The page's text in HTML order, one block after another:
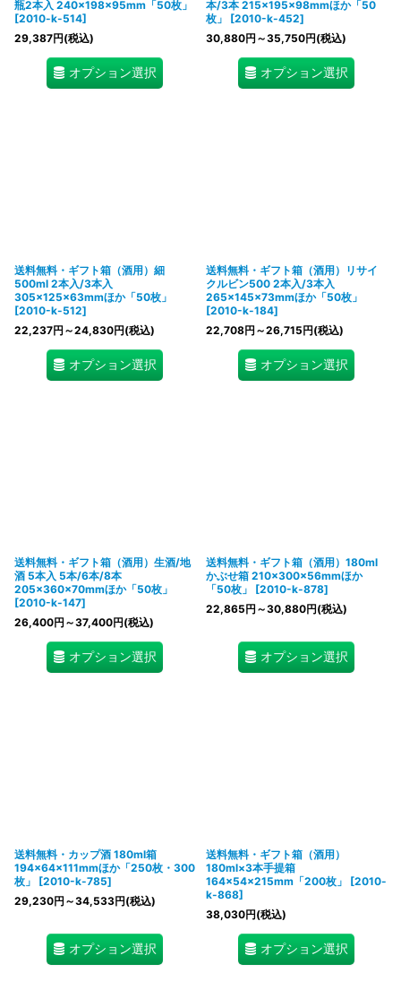
瓶2本入 240×198×95mm「50枚」
[2010-k-514]
29,387円(税込)
オプション選択
本/3本 215×195×98mmほか「50
枚」
[2010-k-452]
30,880円 ～35,750円(税込)
オプション選択
送料無料・ギフト箱（酒用）細
500ml 2本入/3本入
305×125×63mmほか「50枚」
[2010-k-512]
22,237円 ～24,830円(税込)
オプション選択
送料無料・ギフト箱（酒用）リサイ
クルビン500 2本入/3本入
265×145×73mmほか「50枚」
[2010-k-184]
22,708円 ～26,715円(税込)
オプション選択
送料無料・ギフト箱（酒用）生酒/地
酒 5本入 5本/6本/8本
205×360×70mmほか「50枚」
[2010-k-147]
26,400円 ～37,400円(税込)
オプション選択
送料無料・ギフト箱（酒用）180ml
かぶせ箱 210×300×56mmほか
「50枚」
[2010-k-878]
22,865円 ～30,880円(税込)
オプション選択
送料無料・カップ酒 180ml箱
194×64×111mmほか「250枚・300
枚」
[2010-k-785]
29,230円 ～34,533円(税込)
オプション選択
送料無料・ギフト箱（酒用）
180ml×3本手提箱
164×54×215mm「200枚」
[2010-
k-868]
38,030円(税込)
オプション選択